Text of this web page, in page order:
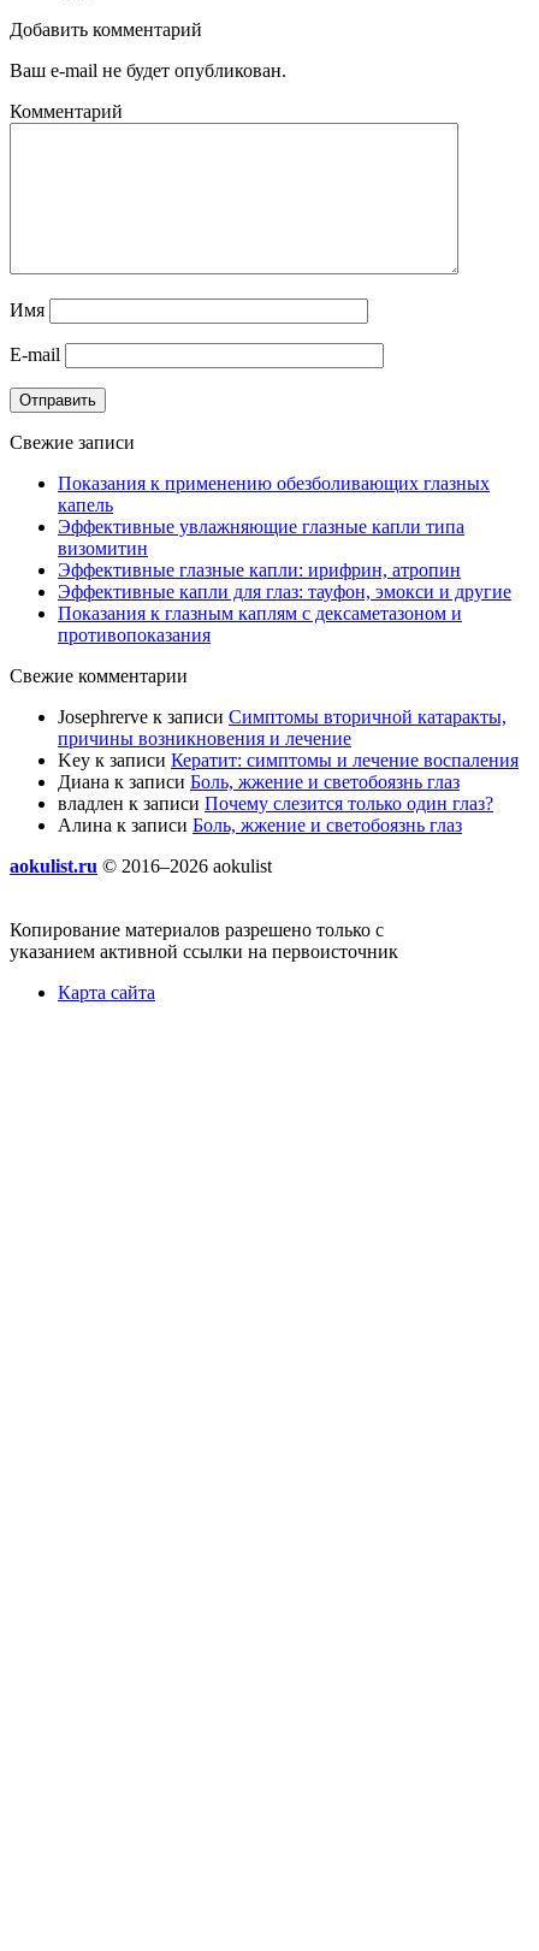
Добавить комментарий
Ваш e-mail не будет опубликован.
Комментарий
Имя
E-mail
Отправить
Свежие записи
Показания к применению обезболивающих глазных
капель
Эффективные увлажняющие глазные капли типа
визомитин
Эффективные глазные капли: ирифрин, атропин
Эффективные капли для глаз: тауфон, эмокси и другие
Показания к глазным каплям с дексаметазоном и
противопоказания
Свежие комментарии
Josephrerve к записи Симптомы вторичной катаракты,
причины возникновения и лечение
Key к записи Кератит: симптомы и лечение воспаления
Диана к записи Боль, жжение и светобоязнь глаз
владлен к записи Почему слезится только один глаз?
Алина к записи Боль, жжение и светобоязнь глаз
aokulist.ru © 2016–2026 aokulist
Копирование материалов разрешено только с
указанием активной ссылки на первоисточник
Карта сайта